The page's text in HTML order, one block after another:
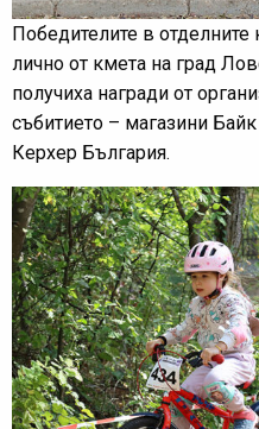
Победителите в отделните
лично от кмета на град
получиха награди от
събитието – магазини
Керхер България.